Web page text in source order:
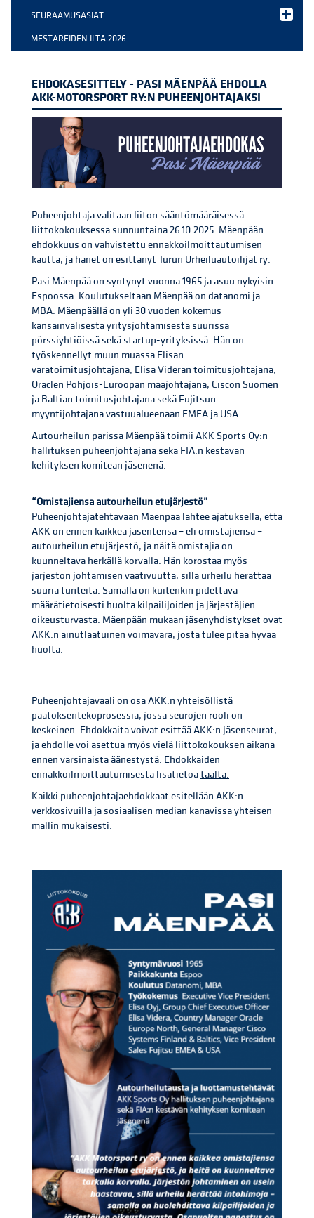
SEURAAMUSASIAT
MESTAREIDEN ILTA 2026
EHDOKASESITTELY - PASI MÄENPÄÄ EHDOLLA
AKK-MOTORSPORT RY:N PUHEENJOHTAJAKSI
Puheenjohtaja valitaan liiton sääntömääräisessä
liittokokouksessa sunnuntaina 26.10.2025. Mäenpään
ehdokkuus on vahvistettu ennakkoilmoittautumisen
kautta, ja hänet on esittänyt Turun Urheiluautoilijat ry.
Pasi Mäenpää on syntynyt vuonna 1965 ja asuu nykyisin
Espoossa. Koulutukseltaan Mäenpää on datanomi ja
MBA. Mäenpäällä on yli 30 vuoden kokemus
kansainvälisestä yritysjohtamisesta suurissa
pörssiyhtiöissä sekä startup-yrityksissä. Hän on
työskennellyt muun muassa Elisan
varatoimitusjohtajana, Elisa Videran toimitusjohtajana,
Oraclen Pohjois-Euroopan maajohtajana, Ciscon Suomen
ja Baltian toimitusjohtajana sekä Fujitsun
myyntijohtajana vastuualueenaan EMEA ja USA.
Autourheilun parissa Mäenpää toimii AKK Sports Oy:n
hallituksen puheenjohtajana sekä FIA:n kestävän
kehityksen komitean jäsenenä.
“Omistajiensa autourheilun etujärjestö”
Puheenjohtajatehtävään Mäenpää lähtee ajatuksella, että
AKK on ennen kaikkea jäsentensä – eli omistajiensa –
autourheilun etujärjestö, ja näitä omistajia on
kuunneltava herkällä korvalla. Hän korostaa myös
järjestön johtamisen vaativuutta, sillä urheilu herättää
suuria tunteita. Samalla on kuitenkin pidettävä
määrätietoisesti huolta kilpailijoiden ja järjestäjien
oikeusturvasta. Mäenpään mukaan jäsenyhdistykset ovat
AKK:n ainutlaatuinen voimavara, josta tulee pitää hyvää
huolta.
Puheenjohtajavaali on osa AKK:n yhteisöllistä
päätöksentekoprosessia, jossa seurojen rooli on
keskeinen. Ehdokkaita voivat esittää AKK:n jäsenseurat,
ja ehdolle voi asettua myös vielä liittokokouksen aikana
ennen varsinaista äänestystä. Ehdokkaiden
ennakkoilmoittautumisesta lisätietoatäältä.
Kaikki puheenjohtajaehdokkaat esitellään AKK:n
verkkosivuilla ja sosiaalisen median kanavissa yhteisen
mallin mukaisesti.